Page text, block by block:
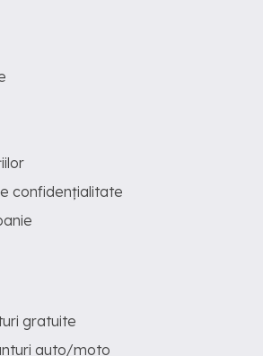
confidențialitate
gratuite
auto/moto